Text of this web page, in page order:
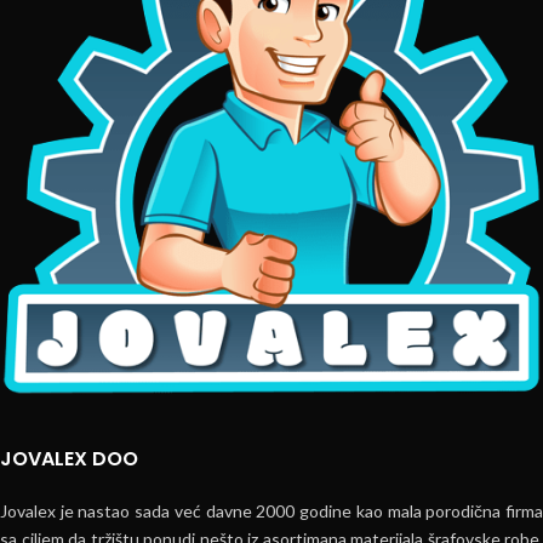
JOVALEX DOO
Jovalex je nastao sada već davne 2000 godine kao mala porodična firma
sa ciljem da tržištu ponudi nešto iz asortimana materijala šrafovske robe,